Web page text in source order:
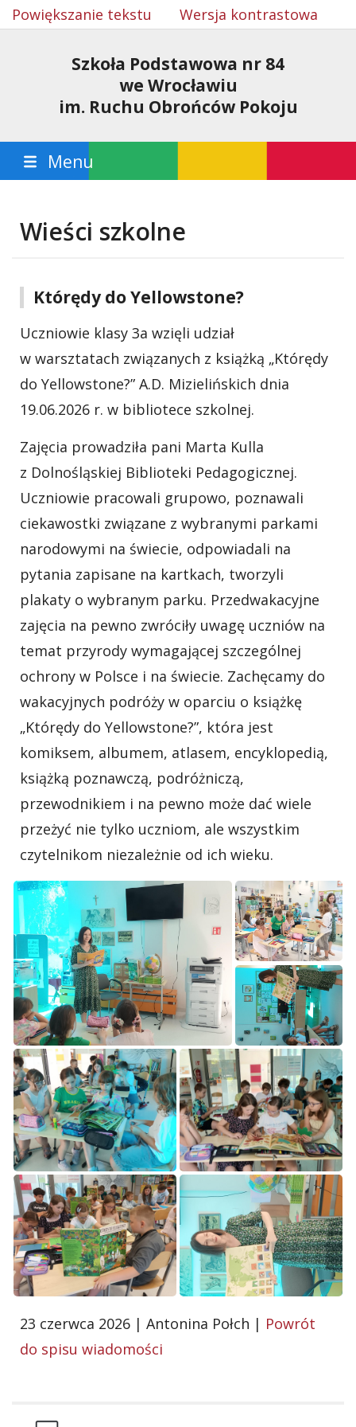
Powiększanie tekstu Wersja kontrastowa
Szkoła Podstawowa nr 84
we Wrocławiu
im. Ruchu Obrońców Pokoju
Menu
Wieści szkolne
Którędy do Yellowstone?
Uczniowie klasy 3a wzięli udział
w warsztatach związanych z książką „Którędy
do Yellowstone?” A.D. Mizielińskich dnia
19.06.2026 r. w bibliotece szkolnej.
Zajęcia prowadziła pani Marta Kulla
z Dolnośląskiej Biblioteki Pedagogicznej.
Uczniowie pracowali grupowo, poznawali
ciekawostki związane z wybranymi parkami
narodowymi na świecie, odpowiadali na
pytania zapisane na kartkach, tworzyli
plakaty o wybranym parku. Przedwakacyjne
zajęcia na pewno zwróciły uwagę uczniów na
temat przyrody wymagającej szczególnej
ochrony w Polsce i na świecie. Zachęcamy do
wakacyjnych podróży w oparciu o książkę
„Którędy do Yellowstone?”, która jest
komiksem, albumem, atlasem, encyklopedią,
książką poznawczą, podróżniczą,
przewodnikiem i na pewno może dać wiele
przeżyć nie tylko uczniom, ale wszystkim
czytelnikom niezależnie od ich wieku.
23 czerwca 2026 | Antonina Połch | Powrót
do spisu wiadomości